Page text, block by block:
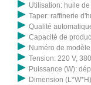
Utilisation: huile
Taper: raffinerie
Qualité
Capacité de
Numéro de
Tension: 220 V,
Puissance (W):
Dimension